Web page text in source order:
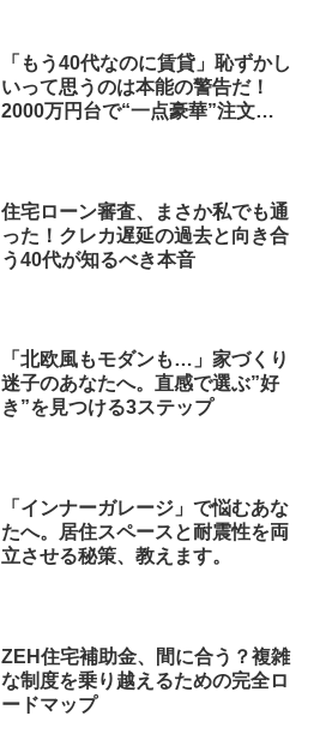
「もう40代なのに賃貸」恥ずかし
いって思うのは本能の警告だ！
2000万円台で“一点豪華”注文住
住宅ローン審査、まさか私でも通
った！クレカ遅延の過去と向き合
う40代が知るべき本音
「北欧風もモダンも…」家づくり
迷子のあなたへ。直感で選ぶ”好
き”を見つける3ステップ
「インナーガレージ」で悩むあな
たへ。居住スペースと耐震性を両
立させる秘策、教えます。
ZEH住宅補助金、間に合う？複雑
な制度を乗り越えるための完全ロ
ードマップ